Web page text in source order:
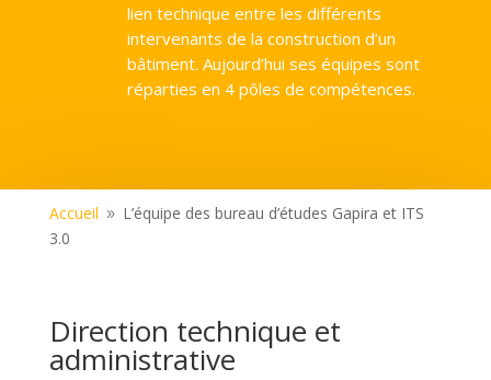
lien technique entre les différents
intervenants de la construction d’un
bâtiment. Aujourd’hui ses équipes sont
réparties en 4 pôles de compétences.
Accueil 9 L’équipe des bureau d’études Gapira et ITS
3.0
Direction technique et
administrative